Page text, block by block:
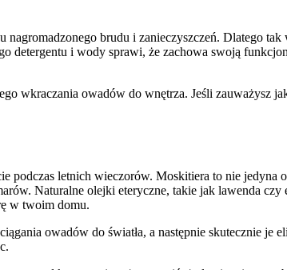
brudu i zanieczyszczeń. Dlatego tak
detergentu i wody sprawi, że zachowa swoją
wkraczania owadów do wnętrza. Jeśli zauważysz
podczas letnich wieczorów. Moskitiera to nie jedyna
Naturalne olejki eteryczne, takie jak lawenda czy
w twoim domu.
owadów do światła, a następnie skutecznie je